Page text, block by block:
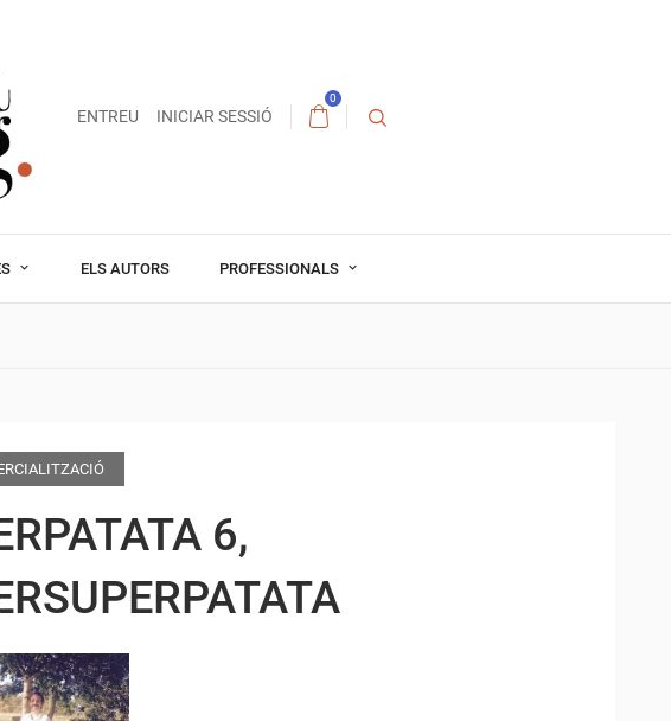
ENTREU INICIAR SESSIÓ
0
ELS AUTORS PROFESSIONALS
6,